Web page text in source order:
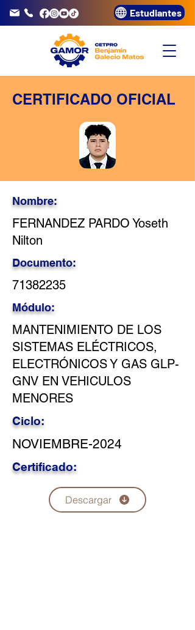
3320072 Estudiantes
CERTIFICADO OFICIAL
Nombre:
FERNANDEZ PARDO Yoseth
Nilton
Documento:
71382235
Módulo:
MANTENIMIENTO DE LOS
SISTEMAS ELÉCTRICOS,
ELECTRÓNICOS Y GAS GLP-
GNV EN VEHICULOS
MENORES
Ciclo:
NOVIEMBRE-2024
Certificado:
Descargar